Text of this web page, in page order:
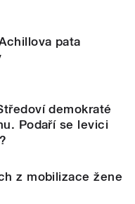
pata
demokraté
Podaří se levici
z mobilizace žene